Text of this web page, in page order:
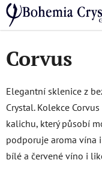
Přejít
na
obsah
Domů
/ Oblíbené kolekce
Corvus
Elegantní sklenice z
Crystal. Kolekce
kalichu, který působí
podporuje aroma vína
bílé a červené víno i